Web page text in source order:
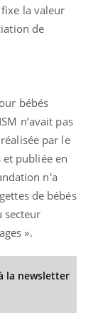
la valeur
de
bébés
n’avait pas
par le
publiée en
n'a
de bébés
secteur
».
la newsletter